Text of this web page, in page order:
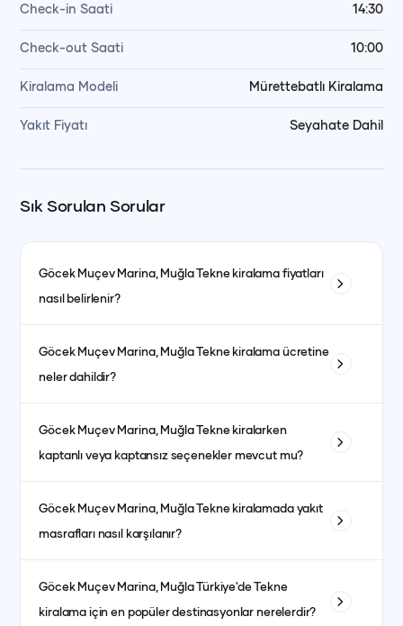
Check-in Saati 14:30
Check-out Saati 10:00
Kiralama Modeli Mürettebatlı Kiralama
Yakıt Fiyatı Seyahate Dahil
Sık Sorulan Sorular
Göcek Muçev Marina, MuğlaTekne kiralama fiyatları
nasıl belirlenir?
ve bulunduğu bölgeye göre değişiklik gösterir. Ayrıca sezon
dönemleri de fiyatları etkiler. Yüksek sezonda fiyatlar daha
yüksek olurken, düşük sezonda daha avantajlı fiyatlarla
kiralama yapmak mümkündür.
Göcek Muçev Marina, MuğlaTekne kiralama ücretine
neler dahildir?
garson, yakıt, son temizlik ve limandan alma-bırakma
hizmetleri dahildir. Kumanya (yiyecek, içecek ve
atıştırmalıklar) ise fiyata dahil olmayıp misafirlerin tercihine
göre ayrıca planlanır.
Göcek Muçev Marina, MuğlaTekne kiralarken
kaptanlı veya kaptansız seçenekler mevcut mu?
bulunmaktadır. Kaptansız kiralama için yeterli denizcilik
tecrübesine sahip olmanız gerekmektedir.
Göcek Muçev Marina, MuğlaTekne kiralamada yakıt
masrafları nasıl karşılanır?
teknelerde fiyat ayrı olabilmektedir. her teknenin ilan detay
kısmında görebilirsiniz.
Göcek Muçev Marina, MuğlaTürkiye'de Tekne
kiralama için en popüler destinasyonlar nerelerdir?